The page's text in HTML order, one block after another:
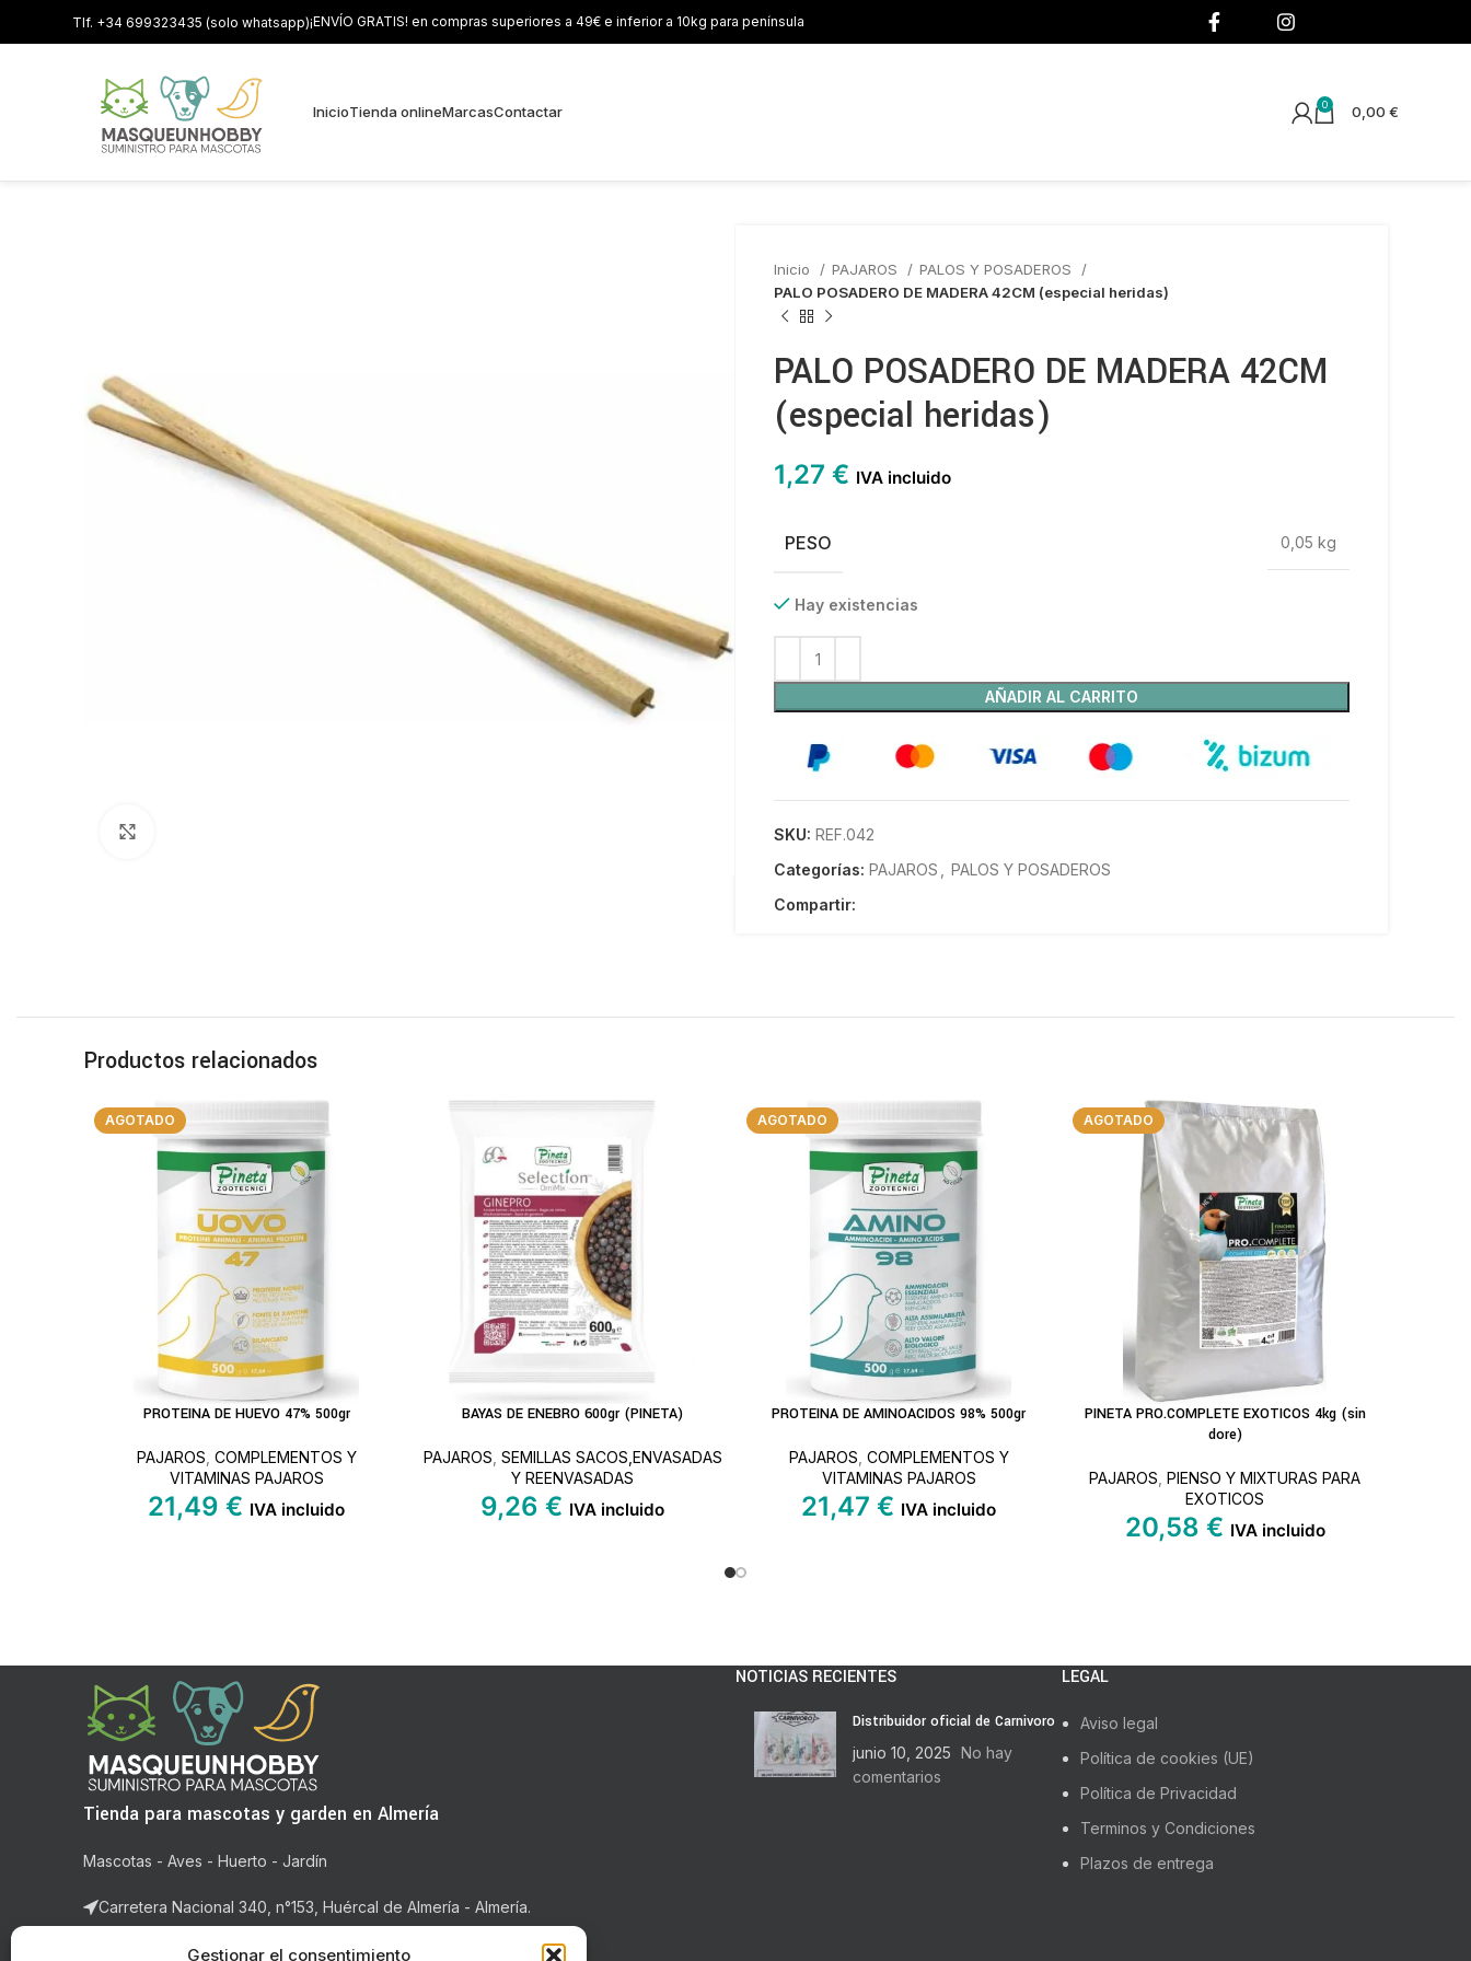
Gestionar el consentimiento
Tlf. +34 699323435 (solo whatsapp)¡ENVÍO GRATIS! en compras superiores a 49€ e inferior a 10kg para península
InicioTienda onlineMarcasContactar 0 0,00 €
Inicio PAJAROS
PALOS Y POSADEROS
PALO POSADERO DE MADERA 42CM (especial heridas)
PALO POSADERO DE MADERA 42CM
(especial heridas)
1,27 € IVA incluido
PESO 0,05 kg
Hay existencias
AÑADIR AL CARRITO
SKU: REF.042
Categorías: PAJAROS
PALOS Y POSADEROS
Compartir:
Productos relacionados
AGOTADO
LEER MÁSPROTEINA DE HUEVO 47% 500gr
PAJAROS COMPLEMENTOS Y
VITAMINAS PAJAROS
21,49 € IVA incluido
AÑADIR AL CARRITO
BAYAS DE ENEBRO 600gr (PINETA)
PAJAROS SEMILLAS SACOS,ENVASADAS
Y REENVASADAS
9,26 € IVA incluido
AGOTADO
LEER MÁS
PROTEINA DE AMINOACIDOS 98% 500gr
PAJAROS COMPLEMENTOS Y
VITAMINAS PAJAROS
21,47 € IVA incluido
AGOTADO
LEER MÁS
PINETA PRO.COMPLETE EXOTICOS 4kg (sin
dore)
PAJAROS PIENSO Y MIXTURAS PARA
EXOTICOS
20,58 € IVA incluido
Tienda para mascotas y garden en Almería
Mascotas - Aves - Huerto - Jardín
Carretera Nacional 340, n°153, Huércal de Almería - Almería.
Correo: ventas@masqueunhobby.com
NOTICIAS RECIENTES
Distribuidor oficial de Carnivoro
junio 10, 2025 No hay
comentarios
LEGAL
Aviso legal
Política de cookies (UE)
Política de Privacidad
Terminos y Condiciones
Plazos de entrega